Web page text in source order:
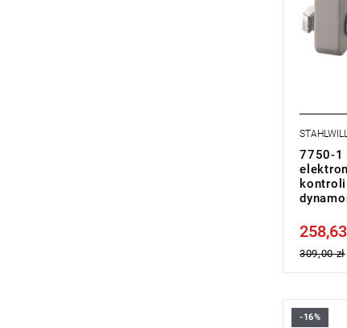
7750-1
Price tax
309,00 zł
-16%